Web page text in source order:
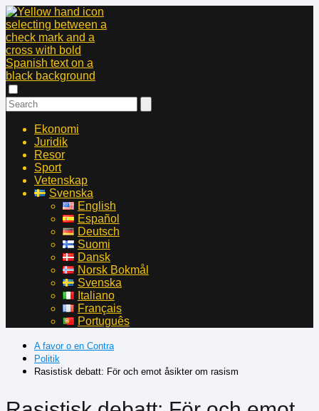
Ekonomi
Juridik
Resor
Sport
Vetenskap
Svenska
English
Español
Deutsch
Suomi
Dansk
Norsk Bokmål
Svenska
Italiano
Français
Português
A favor o en Contra
Politik
Rasistisk debatt: För och emot åsikter om rasism